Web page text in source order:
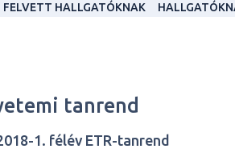
FELVETT HALLGATÓKNAK
tanrend
1. félév ETR-tanrend